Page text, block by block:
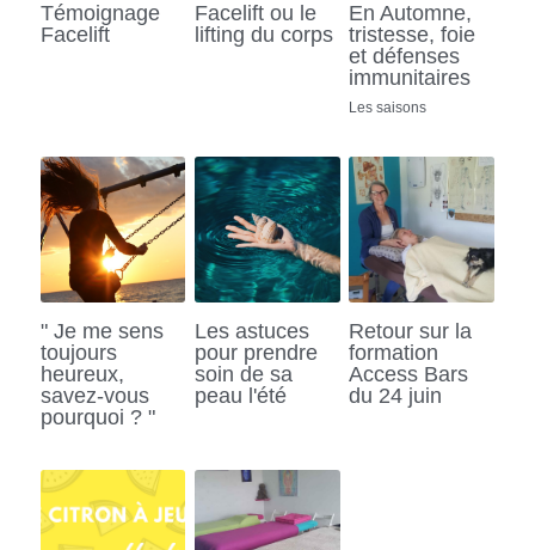
Témoignage
Facelift
Facelift ou le
lifting du corps
En Automne,
tristesse, foie
et défenses
immunitaires
Les saisons
" Je me sens
toujours
heureux,
savez-vous
pourquoi ? "
Les astuces
pour prendre
soin de sa
peau l'été
Retour sur la
formation
Access Bars
du 24 juin